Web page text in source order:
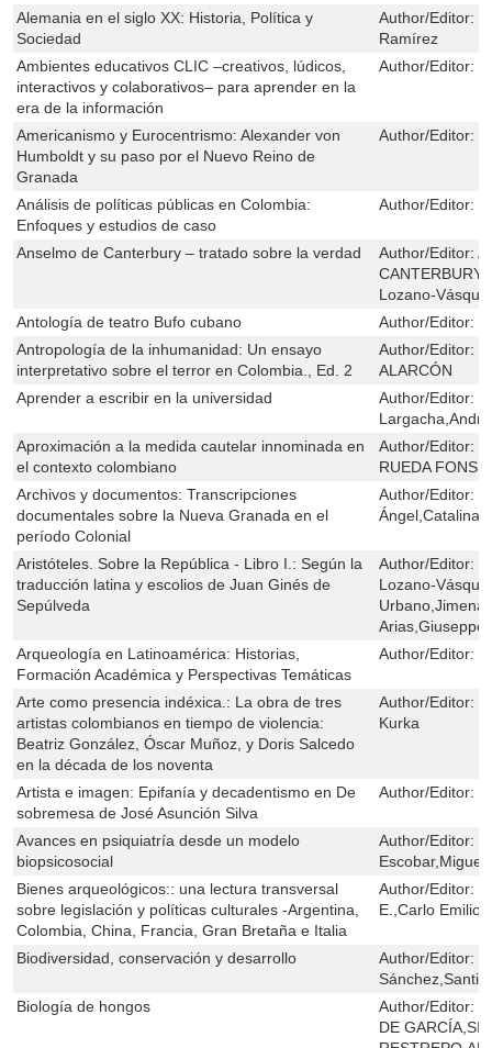
Alemania en el siglo XX: Historia, Política y
Sociedad
Author/Editor:
Ramírez
Ambientes educativos CLIC –creativos, lúdicos,
interactivos y colaborativos– para aprender en la
era de la información
Author/Editor:
Americanismo y Eurocentrismo: Alexander von
Humboldt y su paso por el Nuevo Reino de
Granada
Author/Editor:
Análisis de políticas públicas en Colombia:
Enfoques y estudios de caso
Author/Editor:
Anselmo de Canterbury – tratado sobre la verdad Author/Editor:
Lozano-
Antología de teatro Bufo cubano
Author/Editor:
Antropología de la inhumanidad: Un ensayo
interpretativo sobre el terror en Colombia., Ed. 2
Author/Editor:
ALARCÓN
Aprender a escribir en la universidad
Author/Editor:
Aproximación a la medida cautelar innominada en
el contexto colombiano
Author/Editor:
RUEDA
Archivos y documentos: Transcripciones
documentales sobre la Nueva Granada en el
período Colonial
Author/Editor:
Ángel,Catalina
Aristóteles. Sobre la República - Libro I.: Según la
traducción latina y escolios de Juan Ginés de
Sepúlveda
Author/Editor:
Lozano-
Urbano,Jimena
Arias,Giuseppe
Arqueología en Latinoamérica: Historias,
Formación Académica y Perspectivas Temáticas
Author/Editor:
Arte como presencia indéxica.: La obra de tres
artistas colombianos en tiempo de violencia:
Beatriz González, Óscar Muñoz, y Doris Salcedo
en la década de los noventa
Author/Editor:
Kurka
Artista e imagen: Epifanía y decadentismo en De
sobremesa de José Asunción Silva
Author/Editor:
Avances en psiquiatría desde un modelo
biopsicosocial
Author/Editor:
Escobar,Miguel
Bienes arqueológicos:: una lectura transversal
sobre legislación y políticas culturales -Argentina,
Colombia, China, Francia, Gran Bretaña e Italia
Author/Editor:
E.,Carlo Emilio
Biodiversidad, conservación y desarrollo Author/Editor:
Biología de hongos
Author/Editor:
DE